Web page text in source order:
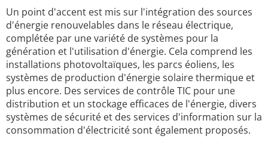
Un point d'accent est mis sur l'intégration des sources
d'énergie renouvelables dans le réseau électrique,
complétée par une variété de systèmes pour la
génération et l'utilisation d'énergie. Cela comprend les
installations photovoltaïques, les parcs éoliens, les
systèmes de production d'énergie solaire thermique et
plus encore. Des services de contrôle TIC pour une
distribution et un stockage efficaces de l'énergie, divers
systèmes de sécurité et des services d'information sur la
consommation d'électricité sont également proposés.